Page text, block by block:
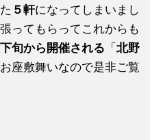
５軒になってしまいまし
ってもらってこれからも
旬から開催される 「北野
座敷舞いなので是非ご覧